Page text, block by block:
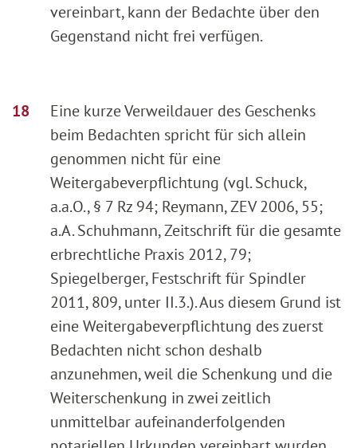
vereinbart, kann der Bedachte über den
Gegenstand nicht frei verfügen.
Eine kurze Verweildauer des Geschenks
beim Bedachten spricht für sich allein
genommen nicht für eine
Weitergabeverpflichtung (vgl. Schuck,
a.a.O., § 7 Rz 94; Reymann, ZEV 2006, 55;
a.A. Schuhmann, Zeitschrift für die gesamte
erbrechtliche Praxis 2012, 79;
Spiegelberger, Festschrift für Spindler
2011, 809, unter II.3.). Aus diesem Grund ist
eine Weitergabeverpflichtung des zuerst
Bedachten nicht schon deshalb
anzunehmen, weil die Schenkung und die
Weiterschenkung in zwei zeitlich
unmittelbar aufeinanderfolgenden